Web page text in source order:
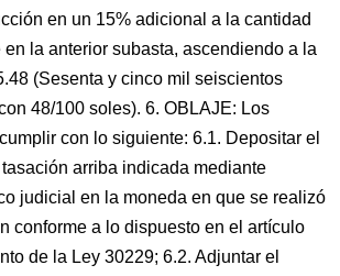
en un 15% adicional a la cantidad
la anterior subasta, ascendiendo a la
(Sesenta y cinco mil seiscientos
48/100 soles). 6. OBLAJE: Los
con lo siguiente: 6.1. Depositar el
arriba indicada mediante
judicial en la moneda en que se realizó
conforme a lo dispuesto en el artículo
de la Ley 30229; 6.2. Adjuntar el